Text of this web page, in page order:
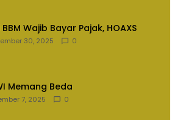
BBM Wajib Bayar Pajak, HOAXS
30, 2025 0
Memang Beda
7, 2025 0